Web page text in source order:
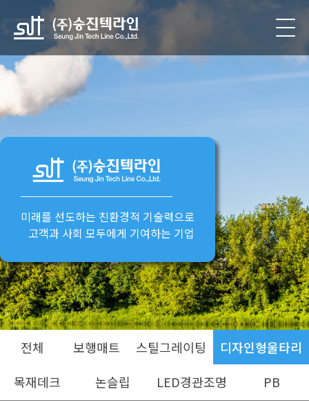
미래를 선도하는 친환경적 기술력으로
고객과 사회 모두에게 기여하는 기업
전체 보행매트 스틸그레이팅
디자인형울타리
목재데크
논슬립 LED경관조명 PB